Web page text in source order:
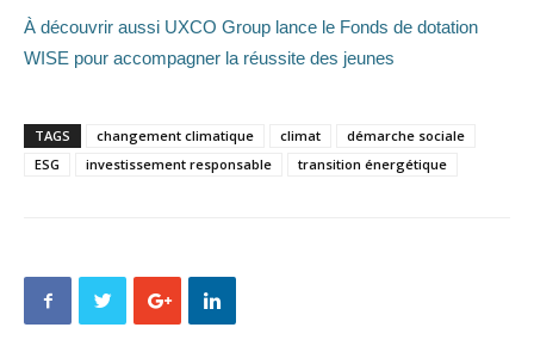
À découvrir aussi UXCO Group lance le Fonds de dotation
WISE pour accompagner la réussite des jeunes
TAGS changement climatique climat
démarche sociale
ESG
investissement responsable transition énergétique